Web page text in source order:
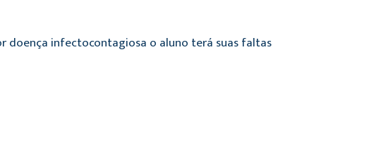
doença infectocontagiosa o aluno terá suas faltas